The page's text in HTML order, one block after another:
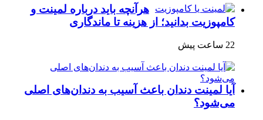
هرآنچه باید درباره لمینت و
کامپوزیت بدانید؛ از هزینه تا ماندگاری
22 ساعت پیش
آیا لمینت دندان باعث آسیب به دندان‌های اصلی
می‌شود؟